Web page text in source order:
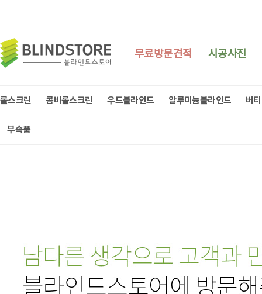
무료방문견적 시공사진
롤스크린 콤비롤스크린 우드블라인드 알루미늄블라인드 버
부속품